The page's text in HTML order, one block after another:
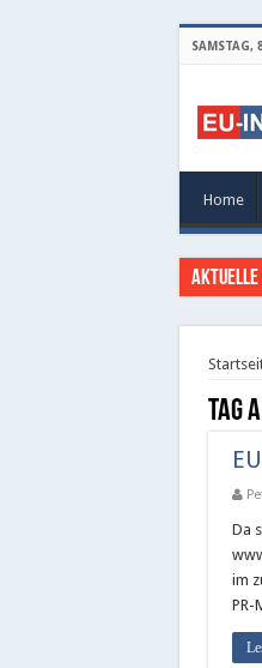
SAMSTAG,
Home
Aktuelle
Tag
Da
im
PR-